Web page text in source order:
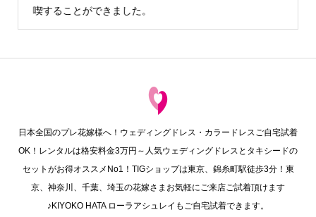
でも写真を撮る…
日本全国のプレ花嫁様へ！ウェディングドレス・カラードレスご自宅試着
OK！レンタルは格安料金3万円～人気ウェディングドレスとタキシードの
セットがお得オススメNo1！TIGショップは東京、錦糸町駅徒歩3分！東
京、神奈川、千葉、埼玉の花嫁さまお気軽にご来店ご試着頂けます
♪KIYOKO HATA ローラアシュレイもご自宅試着できます。